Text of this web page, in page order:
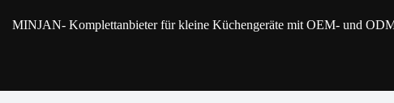
MINJAN- Komplettanbieter für kleine Küchengeräte mit OEM- und